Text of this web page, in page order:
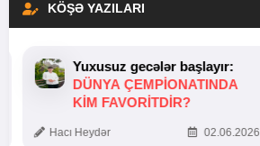
KÖŞƏ YAZILARI
Yuxusuz gecələr başlayır:
DÜNYA ÇEMPIONATINDA
KIM FAVORITDIR?
Hacı Heydər 02.06.2026